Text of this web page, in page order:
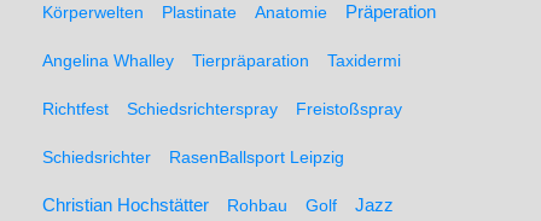
Körperwelten Plastinate Anatomie Präperation
Angelina Whalley Tierpräparation Taxidermi
Richtfest Schiedsrichterspray Freistoßspray
Schiedsrichter RasenBallsport Leipzig
Christian Hochstätter Rohbau Golf Jazz